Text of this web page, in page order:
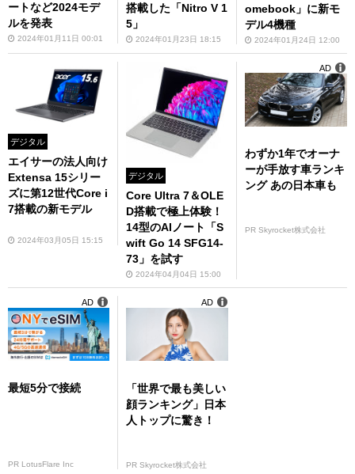
ートなど2024モデ
ルを発表
2024年01月11日 00:01
搭載した「Nitro V 1
5」
2024年01月23日 18:15
omebook」に新モ
デル4機種
2024年01月24日 12:00
デジタル
エイサーの法人向け
Extensa 15シリー
ズに第12世代Core i
7搭載の新モデル
2024年03月05日 15:15
デジタル
Core Ultra 7＆OLE
D搭載で極上体験！
14型のAIノート「S
wift Go 14 SFG14-
73」を試す
2024年04月04日 15:00
わずか1年でオーナ
ーが手放す車ランキ
ング あの日本車も
PR Skyrocket株式会社
AD
最短5分で接続
PR LotusFlare Inc
AD
「世界で最も美しい
顔ランキング」日本
人トップに驚き！
PR Skyrocket株式会社
AD